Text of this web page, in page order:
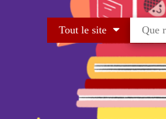
Tout le site